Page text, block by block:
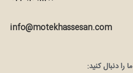
info@motekhassesan.com
ما را دنبال کنید: